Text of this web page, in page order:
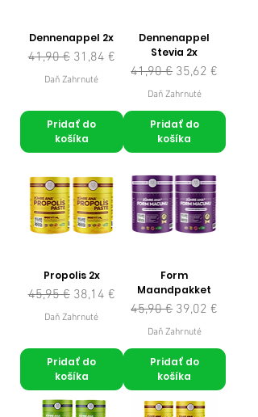
Dennenappel 2x
Normálna cena
41,90 € Zľavnená cena
31,84 €
Daň Zahrnuté
Pridať do
košíka
Dennenappel
Stevia 2x
Normálna cena
41,90 € Zľavnená cena
35,62 €
Daň Zahrnuté
Pridať do
košíka
Propolis 2x
Normálna cena
45,95 € Zľavnená cena
38,14 €
Daň Zahrnuté
Pridať do
košíka
Form
Maandpakket
Normálna cena
45,90 € Zľavnená cena
39,02 €
Daň Zahrnuté
Pridať do
košíka